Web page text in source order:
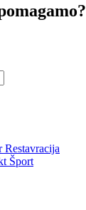
Restavracija
Šport